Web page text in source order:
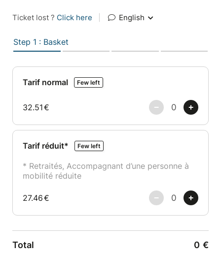
Ticket lost ? Click here English
Step 1 : Basket
Tarif normal Few left
32.51€
Tarif réduit* Few left
* Retraités, Accompagnant d’une personne à
mobilité réduite
27.46€
Total 0 €